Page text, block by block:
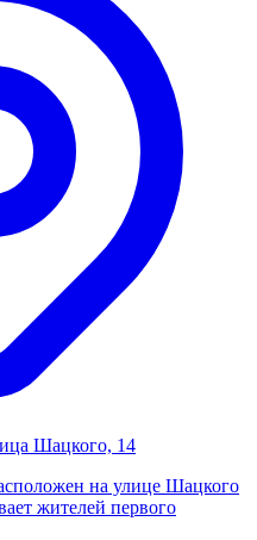
Шацкого, 14
на улице Шацкого
жителей первого